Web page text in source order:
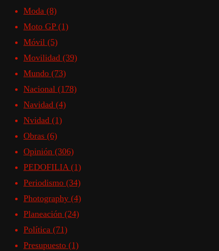
Moda (8)
Moto GP (1)
Móvil (5)
Movilidad (39)
Mundo (73)
Nacional (178)
Navidad (4)
Nvidad (1)
Obras (6)
Opinión (306)
PEDOFILIA (1)
Periodismo (34)
Photography (4)
Planeación (24)
Política (71)
Presupuesto (1)